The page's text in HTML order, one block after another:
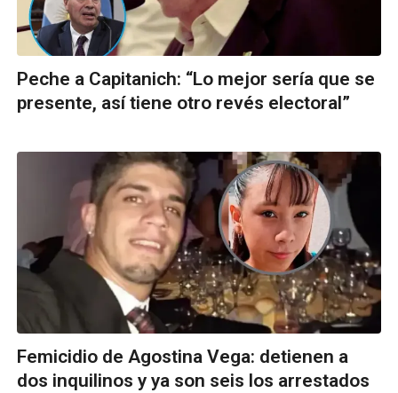
Peche a Capitanich: “Lo mejor sería que se
presente, así tiene otro revés electoral”
Femicidio de Agostina Vega: detienen a
dos inquilinos y ya son seis los arrestados